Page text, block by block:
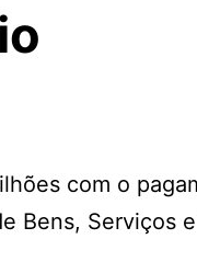
com o
Bens, Serviços